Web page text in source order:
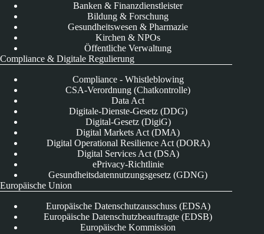
Banken & Finanzdienstleister
Bildung & Forschung
Gesundheitswesen & Pharmazie
Kirchen & NPOs
Öffentliche Verwaltung
Compliance & Digitale Regulierung
Compliance - Whistleblowing
CSA-Verordnung (Chatkontrolle)
Data Act
Digitale-Dienste-Gesetz (DDG)
Digital-Gesetz (DigiG)
Digital Markets Act (DMA)
Digital Operational Resilience Act (DORA)
Digital Services Act (DSA)
ePrivacy-Richtlinie
Gesundheitsdatennutzungsgesetz (GDNG)
Europäische Union
Europäische Datenschutzausschuss (EDSA)
Europäische Datenschutzbeauftragte (EDSB)
Europäische Kommission